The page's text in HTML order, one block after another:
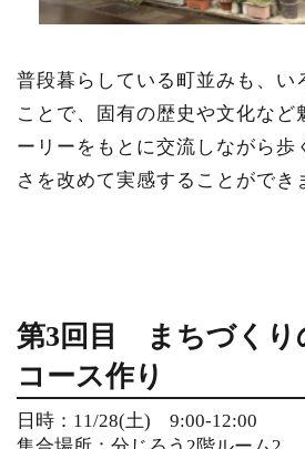
普段暮らしている町並みも、い
ことで、固有の歴史や文化など
ーリーをもとに交流しながら歩
さを改めて実感することができ
第3回目 まちづくり
コース作り
日時：11/28(土) 9:00-12:00